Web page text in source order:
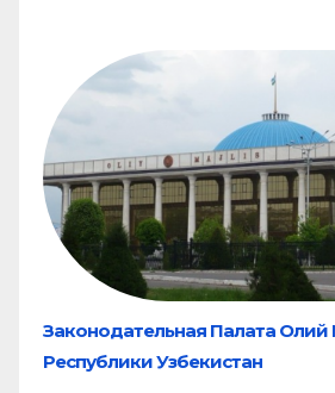
Законодательная Палата
Республики Узбекистан